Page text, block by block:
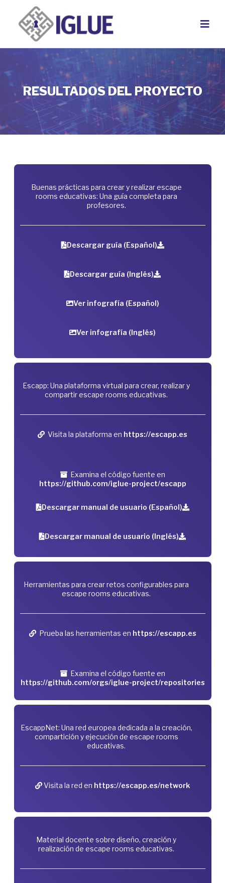
contenido
RESULTADOS DEL PROYECTO
Buenas prácticas para crear y realizar escape
rooms educativas: Una guía completa para
profesores.
Descargar guía (Español)
Descargar guía (Inglés)
Ver infografía (Español)
Ver infografía (Inglés)
Escapp: Una plataforma virtual para crear, realizar y
compartir escape rooms educativas.
Visita la plataforma en https://escapp.es
Examina el código fuente en
https://github.com/iglue-project/escapp
Descargar manual de usuario (Español)
Descargar manual de usuario (Inglés)
Herramientas para crear retos configurables para
escape rooms educativas.
Prueba las herramientas en https://escapp.es
Examina el código fuente en
https://github.com/orgs/iglue-project/repositories
EscappNet: Una red europea dedicada a la creación,
compartición y ejecución de escape rooms
educativas.
Visita la red en https://escapp.es/network
Material docente sobre diseño, creación y
realización de escape rooms educativas.